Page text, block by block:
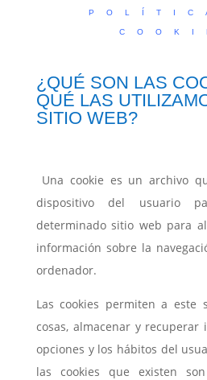
¿QUÉ SON LAS
QUÉ LAS
SITIO WEB?
Una cookie es un archivo
dispositivo del usuario
determinado sitio web para
información sobre la
ordenador.
Las cookies permiten a este
cosas, almacenar y recuperar
opciones y los hábitos del
las cookies que existen